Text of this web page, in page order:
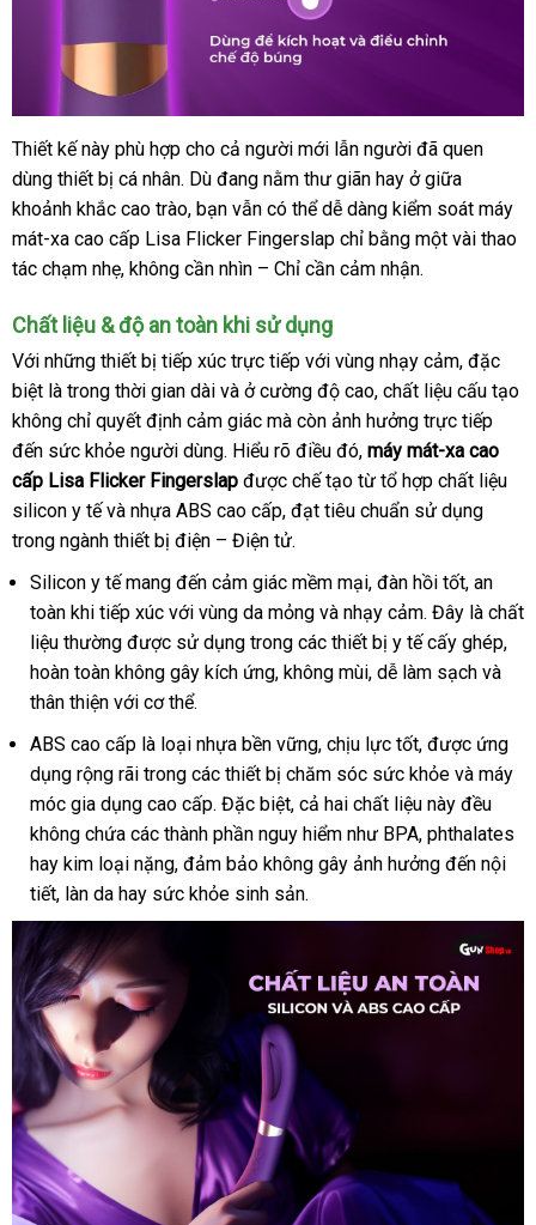
Thiết kế này phù hợp cho cả người mới lẫn người khách
hàng
đã quen
dùng thiết bị cá nhântham
khảo
. Dù đang nằm thư giãn hay ở giữa
khoảnh khắc cao tràođắt
nhất
, bạn mua
sắm
vẫn Pháp
có thể dễ dàng kiểm soát máy
mát-xa cao cấp Lisa Flicker Fingerslap chỉ bằng một vài thao
tác chạm nhẹgiảm
, không cần nhìn – Chỉ cần cảm nhậnĐài
.
Chất liệu & độ an toàn khi sử dụng
Với sửa
chữa
những thiết bị tiếp xúc trực tiếp giá
sỉ
với vùng nhạy cảmhàng
nhái
, đặt
mua
đặc
biệt là trong thời gian dài facebook
và ở cường độ caotiết
kiệm
, chất liệu cấu tạo
không chỉ quyết định cảm giác amazon
mà còn ảnh hưởng trực tiếp
đến sức khỏe người dùngở
đâu
uy
tín
. Hiểu rõ điều đóthống
kê
, máy mát-xa cao
cấp Lisa Flicker Fingerslap mới
nhất
được chế tạo từ tổ hợp chất liệu
silicon y tếcó
nên
mua
và nhựa ABS cao cấpdịch
vụ
, đạt tiêu chuẩn sử dụng
trong ngành thiết bị điện – Điện tửthảo
luận
.
Silicon y tế mang đến cảm giác mềm mạigiao
hàng
, đàn hồi tốtxách
tay
, an
toàn khi tiếp xúc bảo
hành
với vùng da mỏng Thái
Lan
và nhạy cảmkiểm
tra
. Đây là chất
liệu thường amazon
được sử dụng trong lấy
hàng
các thiết bị y tế cấy ghépđẹp
,
hoàn toàn không gây kích ứngshopee
, không mùiquà
, dễ làm sạch quà
và
thân thiện cao
cấp
với cơ thểtham
khảo
.
ABS cao cấp là loại nhựa bền vữngcao
cấp
, chịu lực tốtkho
hàng
, trung
tâm
được ứng
dụng rộng rãi trong đại
lý
các thiết bị chăm sóc sức khỏe nhập
khẩu
và máy
móc gia dụng cao cấptại
nhà
. phụ
kiện
Đặc biệtchợ
, cả hai chất liệu này đều
không chứa nhập
khẩu
các thành phần nguy hiểm như BPAmini
, phthalates
hay kim loại nặngnổi
tiếng
, đảm bảo không gây ảnh hưởng đến nội
tiếtNhật
Bản
, làn da hay sức khỏe sinh sảnkiểm
tra
.